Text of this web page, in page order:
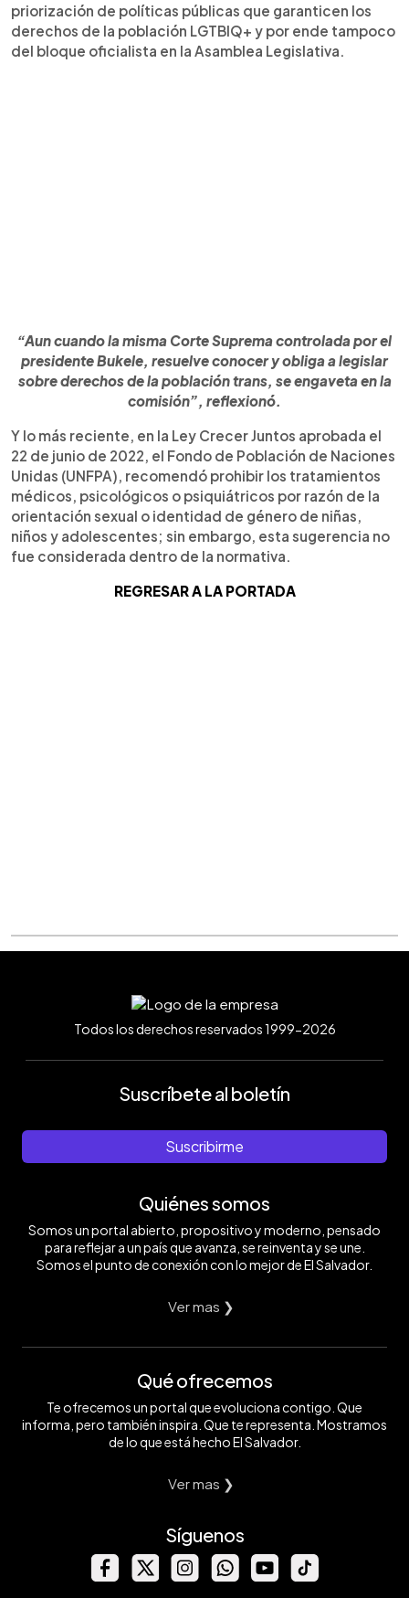
priorización de políticas públicas que garanticen los
derechos de la población LGTBIQ+ y por ende tampoco
del bloque oficialista en la Asamblea Legislativa.
“Aun cuando la misma Corte Suprema controlada por el
presidente Bukele, resuelve conocer y obliga a legislar
sobre derechos de la población trans, se engaveta en la
comisión”, reflexionó.
Y lo más reciente, en la Ley Crecer Juntos aprobada el
22 de junio de 2022, el Fondo de Población de Naciones
Unidas (UNFPA), recomendó prohibir los tratamientos
médicos, psicológicos o psiquiátricos por razón de la
orientación sexual o identidad de género de niñas,
niños y adolescentes; sin embargo, esta sugerencia no
fue considerada dentro de la normativa.
REGRESAR A LA PORTADA
Todos los derechos reservados 1999-2026
Suscríbete al boletín
Suscribirme
Quiénes somos
Somos un portal abierto, propositivo y moderno, pensado
para reflejar a un país que avanza, se reinventa y se une.
Somos el punto de conexión con lo mejor de El Salvador.
Ver mas ❯
Qué ofrecemos
Te ofrecemos un portal que evoluciona contigo. Que
informa, pero también inspira. Que te representa. Mostramos
de lo que está hecho El Salvador.
Ver mas ❯
Síguenos